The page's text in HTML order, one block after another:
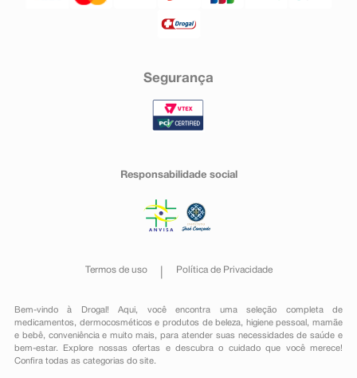
Segurança
Responsabilidade social
Termos de uso Política de Privacidade
Bem-vindo à Drogal! Aqui, você encontra uma seleção completa de
medicamentos , dermocosméticos e produtos de beleza, higiene pessoal ,mamãe
e bebê, conveniênciae muito mais, para atender suas necessidades de saúde e
bem-estar. Explore nossas ofertas e descubra o cuidado que você merece!
Confira todas as categorias do site.